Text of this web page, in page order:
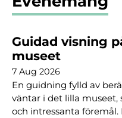
Guidad visning
museet
7 Aug 2026
En guidning fylld av
väntar i det lilla
och intressanta föremål.